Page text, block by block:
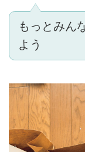
もっとみん
よう